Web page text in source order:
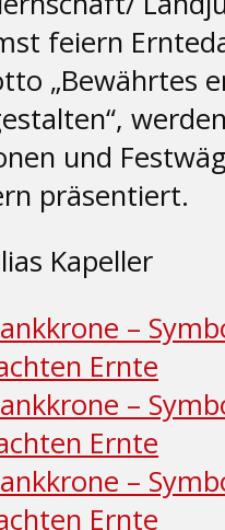
feiern
„Bewährtes
werden
und
präsentiert.
Kapeller